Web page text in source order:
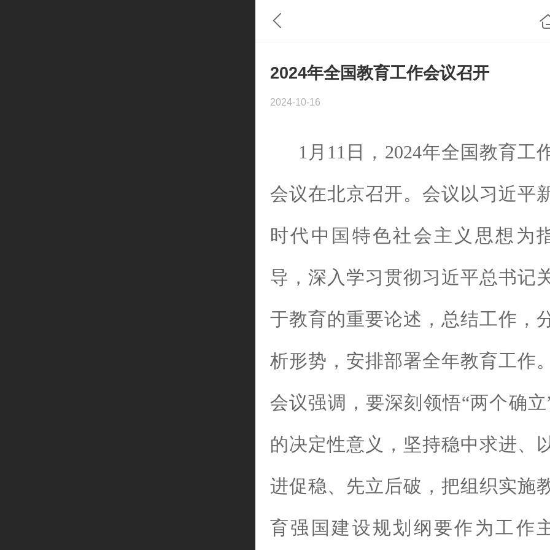
2024年全国教育工作会议召开
2024-10-16
1月11日，2024年全国教育工
会议在北京召开。会议以习近平
时代中国特色社会主义思想为
导，深入学习贯彻习近平总书记
于教育的重要论述，总结工作，
析形势，安排部署全年教育工作。
会议强调，要深刻领悟“两个确立
的决定性意义，坚持稳中求进、
进促稳、先立后破，把组织实施
育强国建设规划纲要作为工作